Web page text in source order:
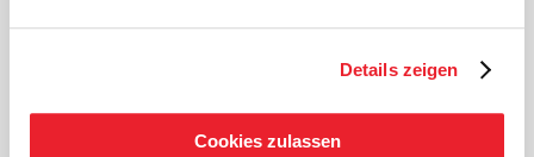
Details zeigen
Cookies zulassen